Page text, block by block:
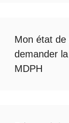
Mon état
demander
MDPH